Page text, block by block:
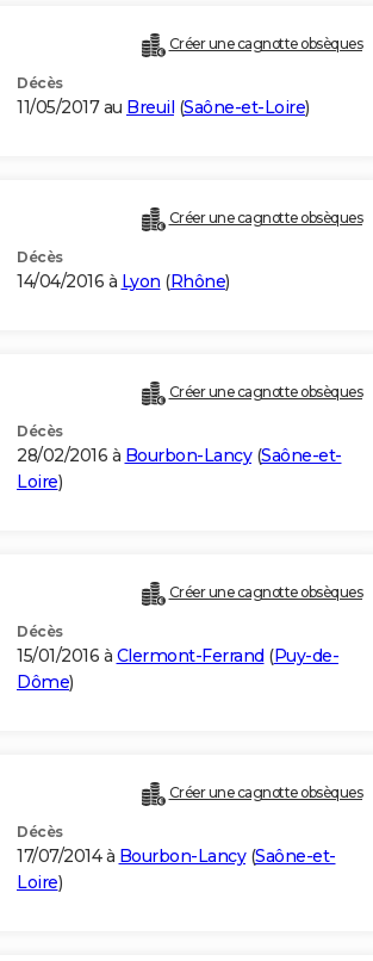
Créer une cagnotte obsèques
Décès
11/05/2017 au Breuil (Saône-et-Loire)
Créer une cagnotte obsèques
Décès
14/04/2016 à Lyon (Rhône)
Créer une cagnotte obsèques
Décès
28/02/2016 à Bourbon-Lancy(Saône-et-
Loire)
Créer une cagnotte obsèques
Décès
15/01/2016 à Clermont-Ferrand (Puy-de-
Dôme)
Créer une cagnotte obsèques
Décès
17/07/2014 à Bourbon-Lancy(Saône-et-
Loire)